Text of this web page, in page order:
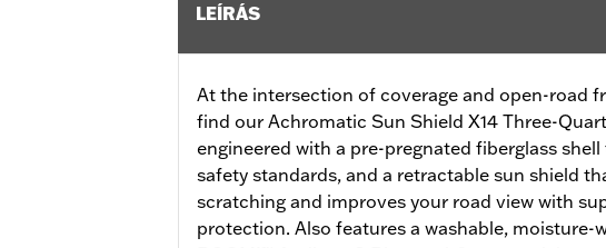
LEÍRÁS
At the intersection of coverage and open-road
find our Achromatic Sun Shield X14 Three-
engineered with a pre-pregnated fiberglass
safety standards, and a retractable sun shield
scratching and improves your road view with
protection. Also features a washable, moisture-